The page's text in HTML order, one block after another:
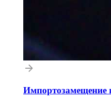
Импортозамещение